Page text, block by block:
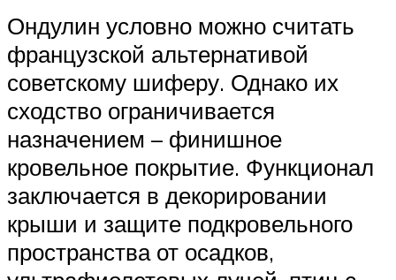
Ондулин условно можно считать
французской альтернативой
советскому шиферу. Однако их
сходство ограничивается
назначением – финишное
кровельное покрытие. Функционал
заключается в декорировании
крыши и защите подкровельного
пространства от осадков,